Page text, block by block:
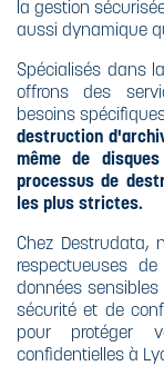
la gestion
aussi dynamique
Spécialisés dans
offrons des
besoins
destruction
même de
processus de
les plus strictes.
Chez Destrudata,
respectueuses
données
sécurité et de
pour protéger
confidentielles à
DESTRUCTION
SÉCURISÉE
SUPPORTS
SPÉCIFIQUES
DESTRUCTION
ULTRA-
SÉCURISÉE
POURQUOI
DÉTRUIRE SES
DOCUMENTS
CONFIDENTIELS
CE QUE DIT LE
CODE PÉNAL
CE QUE DIT LA
LOI
NORME DIN
CARBURANTS
XBEE
LE RECYCLAGE
L'HUILE
BIODÉGRADABLE